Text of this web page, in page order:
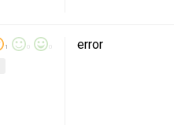
1 error